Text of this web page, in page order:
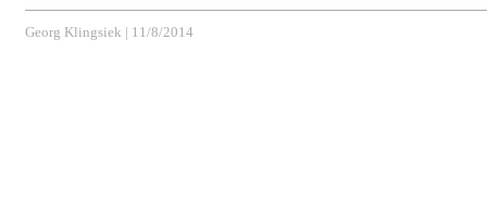
Georg Klingsiek | 11/8/2014